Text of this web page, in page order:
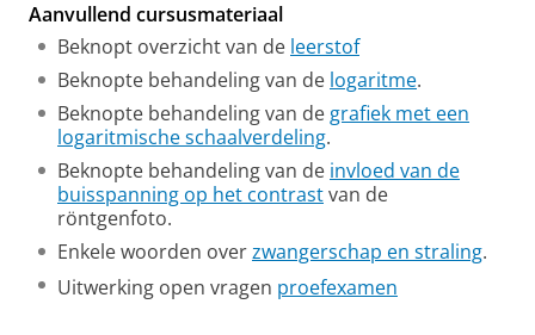
Aanvullend cursusmateriaal
Beknopt overzicht van de leerstof
Beknopte behandeling van de logaritme.
Beknopte behandeling van de grafiek met een
logaritmische schaalverdeling.
Beknopte behandeling van de invloed van de
buisspanning op het contrastvan de
röntgenfoto.
Enkele woorden overzwangerschap en straling.
Uitwerking open vragen proefexamen